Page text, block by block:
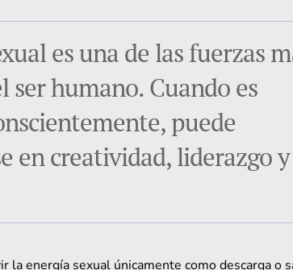
es una de las fuerzas
ser humano. Cuando es
puede
en creatividad, liderazgo y
la energía sexual únicamente como descarga o